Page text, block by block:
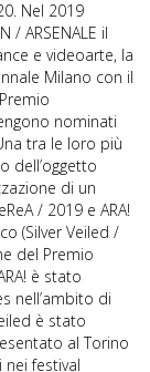
Nel 2019
/ ARSENALE il
e videoarte, la
Milano con il
nominati
tra le loro più
dell’oggetto
di un
/ 2019 e ARA!
(Silver Veiled /
del Premio
è stato
nell’ambito di
è stato
al Torino
nei festival